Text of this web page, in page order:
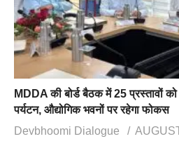
MDDA की बोर्ड बैठक में 25 प्रस्तावों
पर्यटन, औद्योगिक भवनों पर रहेगा फोकस
Devbhoomi Dialogue